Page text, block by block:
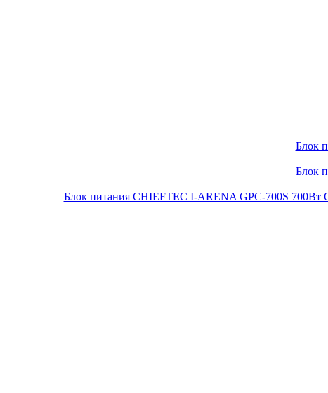
Блок
Блок
Блок питания CHIEFTEC I-ARENA GPC-700S